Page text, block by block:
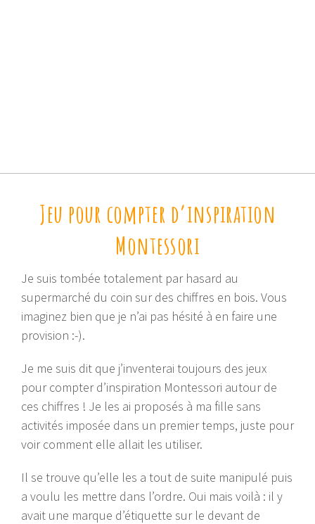
Jeu pour compter d’inspiration
Montessori
Je suis tombée totalement par hasard au
supermarché du coin sur des chiffres en bois. Vous
imaginez bien que je n’ai pas hésité à en faire une
provision :-).
Je me suis dit que j’inventerai toujours des jeux
pour compter d’inspiration Montessori autour de
ces chiffres ! Je les ai proposés à ma fille sans
activités imposée dans un premier temps, juste pour
voir comment elle allait les utiliser.
Il se trouve qu’elle les a tout de suite manipulé puis
a voulu les mettre dans l’ordre. Oui mais voilà : il y
avait une marque d’étiquette sur le devant de